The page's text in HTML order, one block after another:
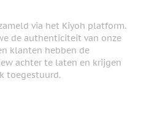
via het Kiyoh platform.
de authenticiteit van onze
klanten hebben de
achter te laten en krijgen
toegestuurd.